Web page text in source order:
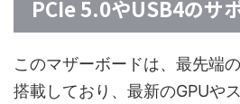
PCIe 5.0やUSB4のサ
このマザーボードは、最先端
搭載しており、最新のGPUや